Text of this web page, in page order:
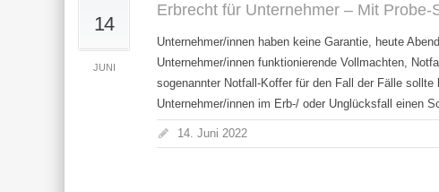
14
JUNI
Erbrecht für Unternehmer – Mit Probe-
Unternehmer/innen haben keine Garantie, heute
Unternehmer/innen funktionierende Vollmachten,
sogenannter Notfall-Koffer für den Fall der Fälle
Unternehmer/innen im Erb-/ oder Unglücksfall einen
14. Juni 2022